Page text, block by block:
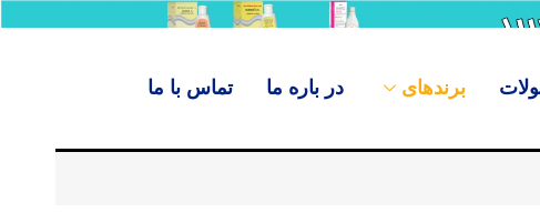
برندهای در باره ما تماس با ما